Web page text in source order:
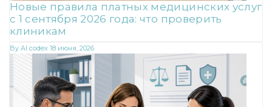
Новые правила платных медицинских услуг
с 1 сентября 2026 года: что проверить
клиникам
By AI codex 18 июня, 2026